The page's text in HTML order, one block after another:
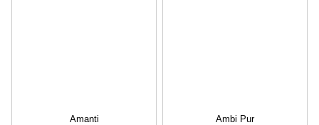
Amanti Ambi Pur